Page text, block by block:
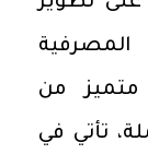
متميز من
تأتي في